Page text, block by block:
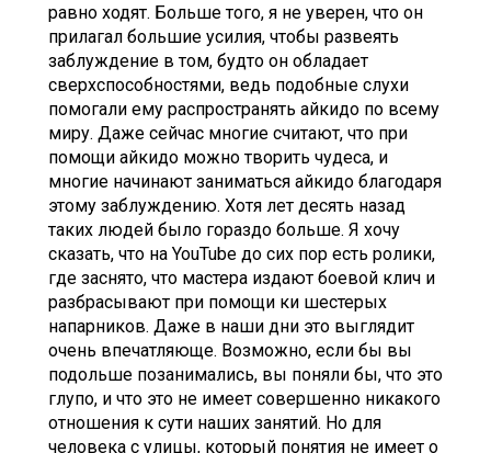
равно ходят. Больше того, я не уверен, что он
прилагал большие усилия, чтобы развеять
заблуждение в том, будто он обладает
сверхспособностями, ведь подобные слухи
помогали ему распространять айкидо по всему
миру. Даже сейчас многие считают, что при
помощи айкидо можно творить чудеса, и
многие начинают заниматься айкидо благодаря
этому заблуждению. Хотя лет десять назад
таких людей было гораздо больше. Я хочу
сказать, что на YouTube до сих пор есть ролики,
где заснято, что мастера издают боевой клич и
разбрасывают при помощи ки шестерых
напарников. Даже в наши дни это выглядит
очень впечатляюще. Возможно, если бы вы
подольше позанимались, вы поняли бы, что это
глупо, и что это не имеет совершенно никакого
отношения к сути наших занятий. Но для
человека с улицы, который понятия не имеет о